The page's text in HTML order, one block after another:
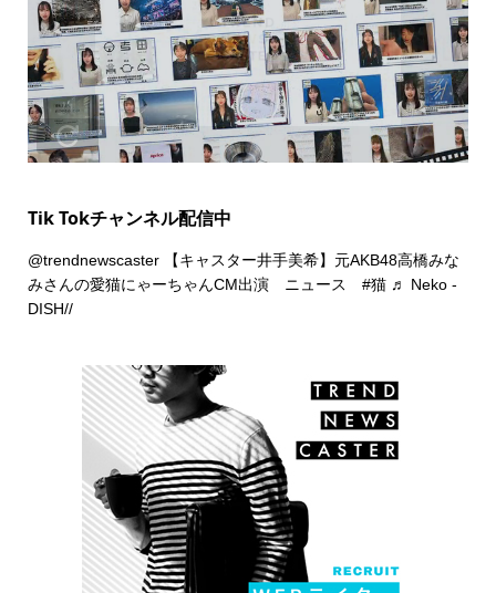
Tik Tokチャンネル配信中
@trendnewscaster【キャスター井手美希】元AKB48高橋みな
みさんの愛猫にゃーちゃんCM出演 ニュース #猫 ♬ Neko -
DISH//